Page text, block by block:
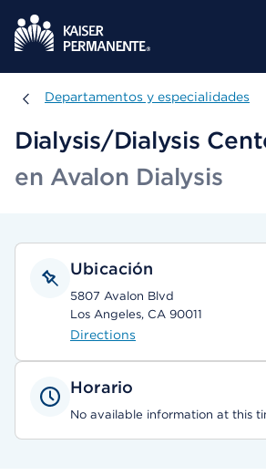
Departamentos y especialidades
Departamentos y especialidades
Dialysis/Dialysis
en Avalon Dialysis
Ubicación
5807 Avalon Blvd
Los Angeles, CA 90011
Directions
Horario
No available information at this